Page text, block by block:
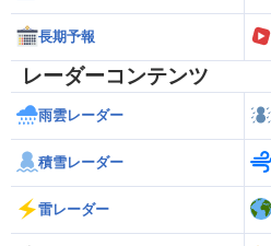
長期予報
レーダーコンテンツ
雨雲レーダー
積雪レーダー
雷レーダー